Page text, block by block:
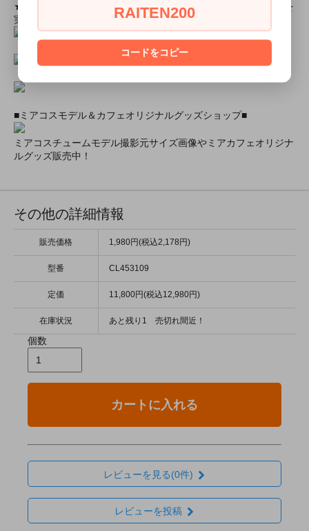
★ミアカフェ・ミアリラではミアコス衣装を着用したイベントを
実施中★
■ミアコスモデル＆カフェオリジナルグッズショップ■
ミアコスチュームモデル撮影元サイズ画像やミアカフェオリジナ
ルグッズ販売中！
その他の詳細情報
販売価格 1,980円(税込2,178円)
型番 CL453109
定価 11,800円(税込12,980円)
在庫状況 あと残り1 売切れ間近！
個数
カートに入れる
レビューを見る(0件)
レビューを投稿
RAITEN200
コードをコピー